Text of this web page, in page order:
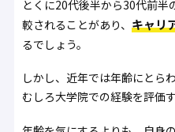
とくに20代後半から30代前
較されることがあり、 キャリ
るでしょう。
しかし、近年では年齢にとら
むしろ大学院での経験を評価